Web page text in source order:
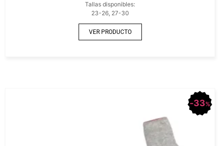
Tallas disponibles:
23-26, 27-30
VER PRODUCTO
33%